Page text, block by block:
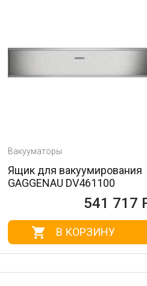
Вакууматоры
Ящик для вакуумирования
GAGGENAU DV461100
541 717
В КОРЗИНУ